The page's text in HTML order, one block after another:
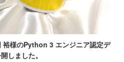
様のPython 3 エンジニア認定デ
しました。